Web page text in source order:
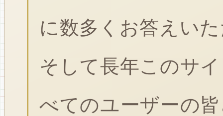
に数多くお答えい
そして長年このサ
べてのユーザーの